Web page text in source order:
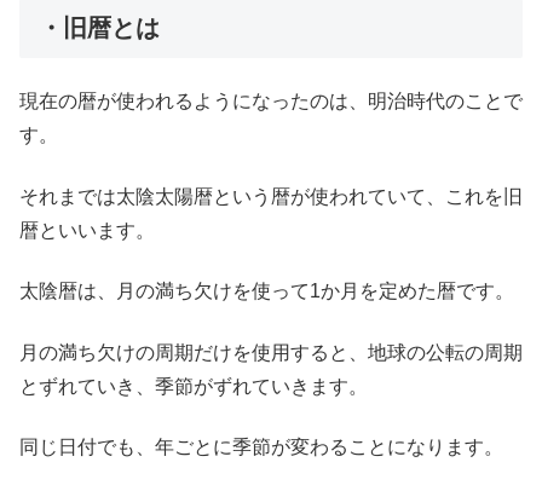
・旧暦とは
現在の暦が使われるようになったのは、明治時代のことで
す。
それまでは太陰太陽暦という暦が使われていて、これを旧
暦といいます。
太陰暦は、月の満ち欠けを使って1か月を定めた暦です。
月の満ち欠けの周期だけを使用すると、地球の公転の周期
とずれていき、季節がずれていきます。
同じ日付でも、年ごとに季節が変わることになります。